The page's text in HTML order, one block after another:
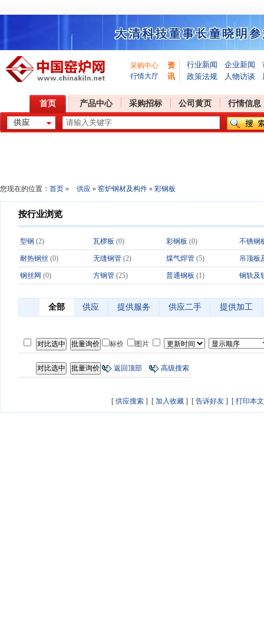
采购中心
行情大厅
资
讯
行业新闻 企业新闻
政策法规
人物访谈
首页 产品中心 采购招标 公司黄页 行情信息
您现在的位置： 首页 » 供应 » 窑炉钢材及构件 » 彩钢板
按行业浏览
型钢 (2) 瓦椤板 (0) 彩钢板 (0) 不锈钢
耐热钢丝 (0) 无缝钢管 (2) 煤气焊管 (5) 吊顶板
钢丝网 (0) 方钢管 (25) 普通钢板 (1) 钢轨及
全部 供应 提供服务 供应二手 提供加工
标价 图片
返回顶部 高级搜索
[ 供应搜索 ] [ 加入收藏 ] [ 告诉好友 ] [ 打印本文